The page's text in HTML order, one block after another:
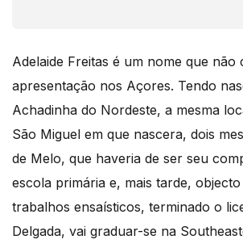
Adelaide Freitas é um nome que não
apresentação nos Açores. Tendo
Achadinha do Nordeste, a mesma
São Miguel em que nascera, dois
de Melo, que haveria de ser seu
escola primária e, mais tarde,
trabalhos ensaísticos, terminado o
Delgada, vai graduar-se na